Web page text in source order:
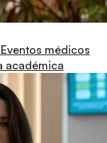
Eventos médicos
académica